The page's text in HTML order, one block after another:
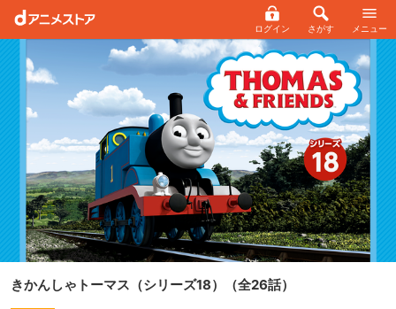
ログイン さがす メニュー
きかんしゃトーマス（シリーズ18） （全26話）